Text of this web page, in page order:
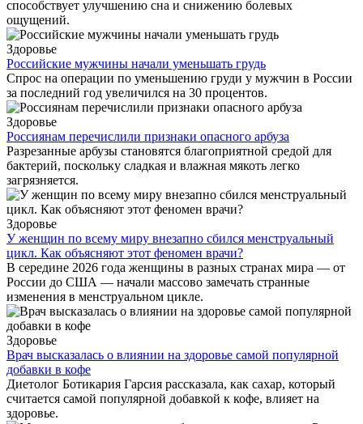
способствует улучшению сна и снижению болевых
ощущений.
Здоровье
Российские мужчины начали уменьшать грудь
Спрос на операции по уменьшению груди у мужчин в России
за последний год увеличился на 30 процентов.
Здоровье
Россиянам перечислили признаки опасного арбуза
Разрезанные арбузы становятся благоприятной средой для
бактерий, поскольку сладкая и влажная мякоть легко
загрязняется.
Здоровье
У женщин по всему миру внезапно сбился менструальный
цикл. Как объясняют этот феномен врачи?
В середине 2026 года женщины в разных странах мира — от
России до США — начали массово замечать странные
изменения в менструальном цикле.
Здоровье
Врач высказалась о влиянии на здоровье самой популярной
добавки в кофе
Диетолог Ботикария Гарсия рассказала, как сахар, который
считается самой популярной добавкой к кофе, влияет на
здоровье.